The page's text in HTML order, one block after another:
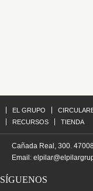
EL GRUPO
RECURSOS
TIENDA
Cañada Real, 300.
Email:
SÍGUENOS